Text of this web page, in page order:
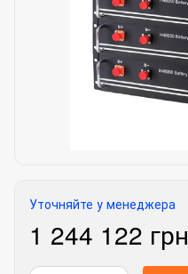
Уточняйте у менеджера
1 244 122 грн